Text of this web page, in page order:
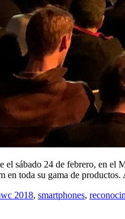
sábado 24 de febrero, en el
en toda su gama de
2018, smartphones,